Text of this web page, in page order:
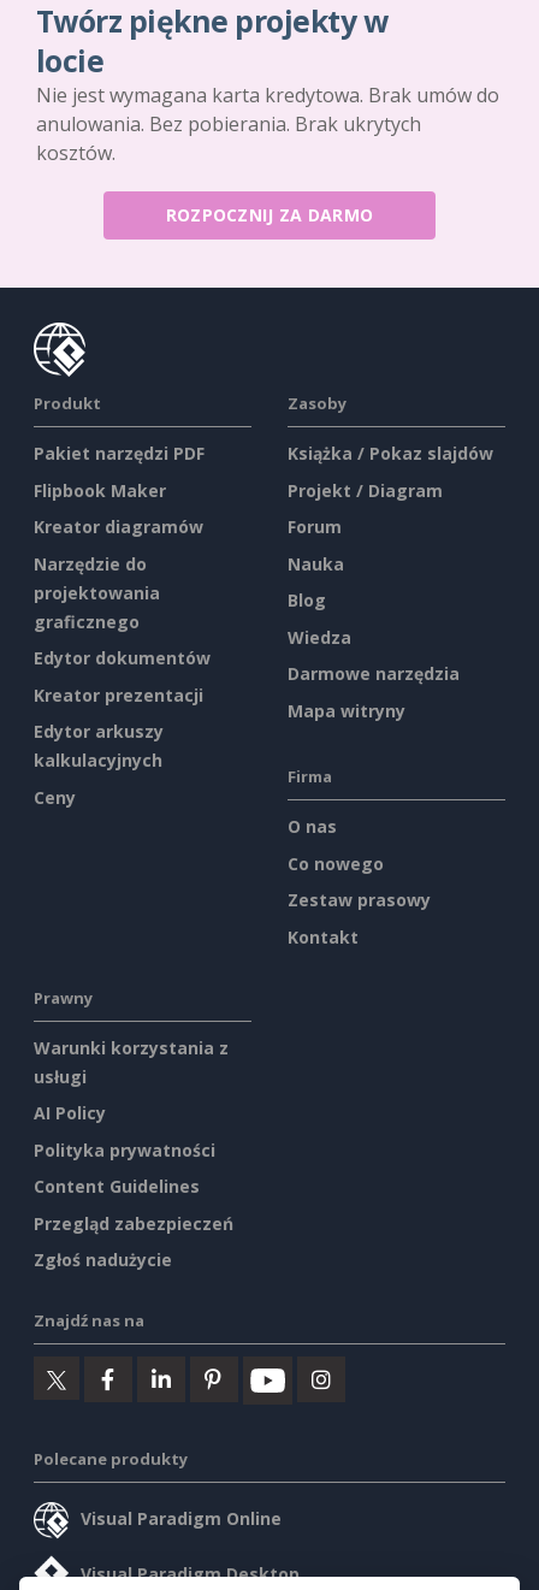
Twórz piękne projekty w
locie
Nie jest wymagana karta kredytowa. Brak umów do
anulowania. Bez pobierania. Brak ukrytych
kosztów.
ROZPOCZNIJ ZA DARMO
Produkt
Pakiet narzędzi PDF
Flipbook Maker
Kreator diagramów
Narzędzie do
projektowania
graficznego
Edytor dokumentów
Kreator prezentacji
Edytor arkuszy
kalkulacyjnych
Ceny
Zasoby
Książka / Pokaz slajdów
Projekt / Diagram
Forum
Nauka
Blog
Wiedza
Darmowe narzędzia
Mapa witryny
Firma
O nas
Co nowego
Zestaw prasowy
Kontakt
Prawny
Warunki korzystania z
usługi
AI Policy
Polityka prywatności
Content Guidelines
Przegląd zabezpieczeń
Zgłoś nadużycie
Znajdź nas na
Polecane produkty
Visual Paradigm Online
Visual Paradigm Desktop